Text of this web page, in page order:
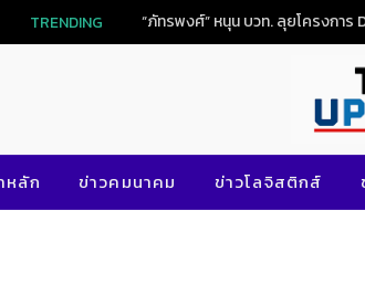
TRENDING
หลัก ข่าวคมนาคม ข่าวโลจิสติกส์